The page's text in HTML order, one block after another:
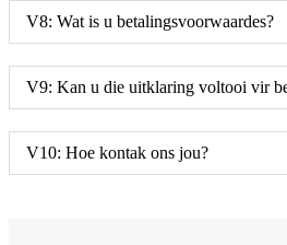
V8: Wat is u betalingsvoorwaardes?
V9: Kan u die uitklaring voltooi vir
V10: Hoe kontak ons ​​jou?